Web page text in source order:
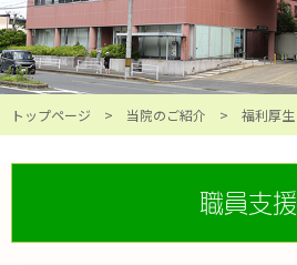
トップページ > 当院のご紹介 > 福利厚生
職員支援